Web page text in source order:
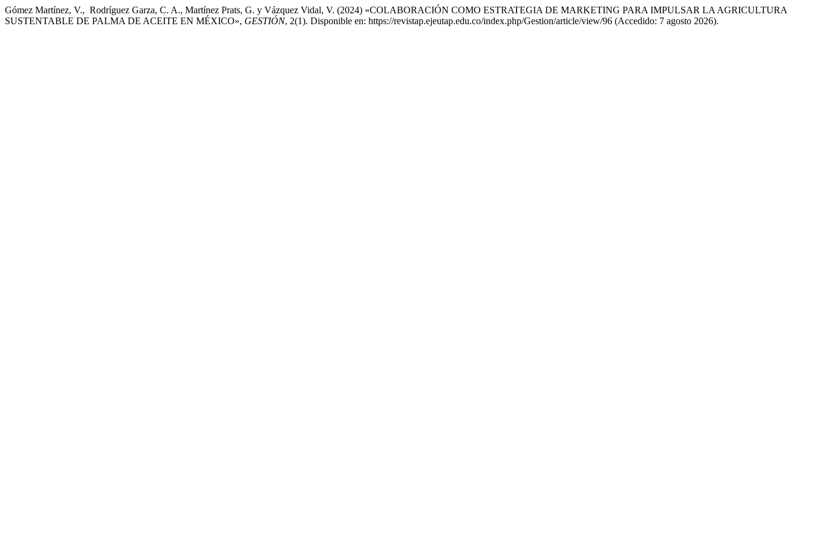
Gómez Martínez, V., Rodríguez Garza, C. A., Martínez Prats, G. y Vázquez Vidal, V. (2024) «COLABORACIÓN COMO ESTRATEGIA DE MARKETING PARA IMPULSAR LA AGRICULTURA
SUSTENTABLE DE PALMA DE ACEITE EN MÉXICO», GESTIÓN, 2(1). Disponible en: https://revistap.ejeutap.edu.co/index.php/Gestion/article/view/96 (Accedido: 7 agosto 2026).